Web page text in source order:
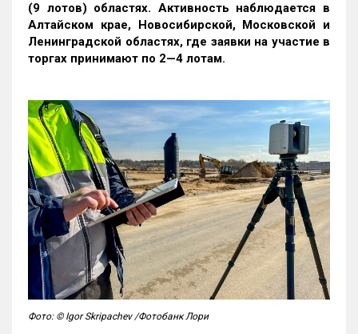
(9 лотов) областях. Активность наблюдается в
Алтайском крае, Новосибирской, Московской и
Ленинградской областях, где заявки на участие в
торгах принимают по 2—4 лотам.
Фото: © Igor Skripachev /Фотобанк Лори